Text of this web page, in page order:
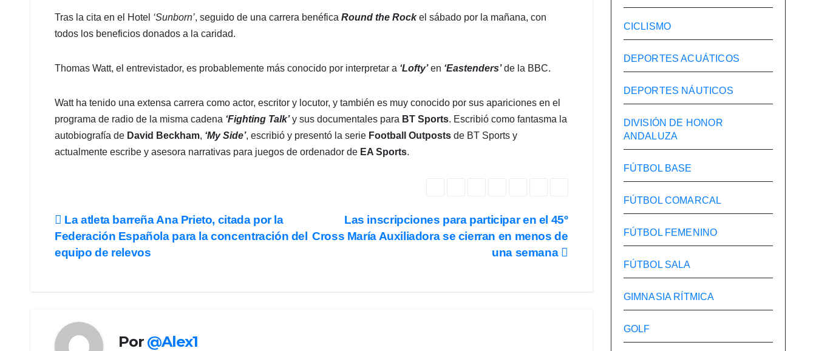
Tras la cita en el Hotel ‘Sunborn’, seguido de una carrera benéfica Round the Rockel sábado por la mañana, con
todos los beneficios donados a la caridad.
Thomas Watt, el entrevistador, es probablemente más conocido por interpretar a ‘Lofty’en ‘Eastenders’de la BBC.
Watt ha tenido una extensa carrera como actor, escritor y locutor, y también es muy conocido por sus apariciones en el
programa de radio de la misma cadena ‘Fighting Talk’y sus documentales para BT Sports. Escribió como fantasma la
autobiografía de David Beckham, ‘My Side’, escribió y presentó la serie Football Outposts de BT Sports y
actualmente escribe y asesora narrativas para juegos de ordenador de EA Sports.
Navegación
de
Las inscripciones para participar en el 45º
Cross María Auxiliadora se cierran en menos de
una semana
La atleta barreña Ana Prieto, citada por la
Federación Española para la concentración del
equipo de relevos
Por @Alex1
CICLISMO
DEPORTES ACUÁTICOS
DEPORTES NÁUTICOS
DIVISIÓN DE HONOR
ANDALUZA
FÚTBOL BASE
FÚTBOL COMARCAL
FÚTBOL FEMENINO
FÚTBOL SALA
GIMNASIA RÍTMICA
GOLF